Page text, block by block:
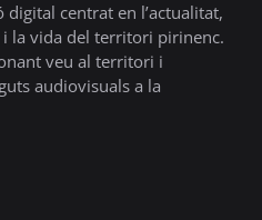
centrat en l’actualitat,
la vida del territori pirinenc.
veu al territori i
audiovisuals a la